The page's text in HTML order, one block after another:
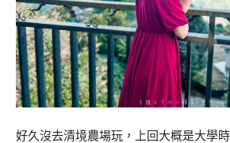
好久沒去清境農場玩，上回大概是大學